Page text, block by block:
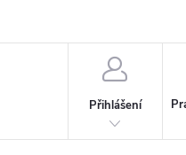
Přihlášení